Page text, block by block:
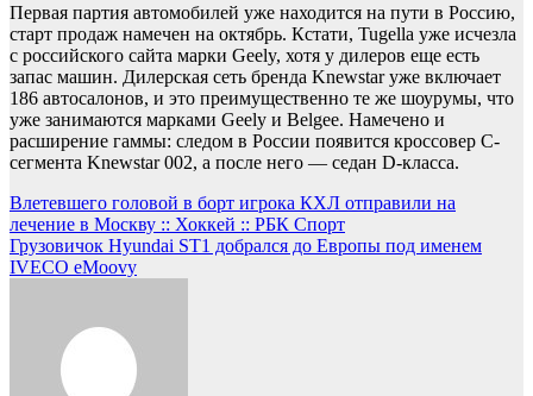
Первая партия автомобилей уже находится на пути в Россию,
старт продаж намечен на октябрь. Кстати, Tugella уже исчезла
с российского сайта марки Geely, хотя у дилеров еще есть
запас машин. Дилерская сеть бренда Knewstar уже включает
186 автосалонов, и это преимущественно те же шоурумы, что
уже занимаются марками Geely и Belgee. Намечено и
расширение гаммы: следом в России появится кроссовер C-
сегмента Knewstar 002, а после него — седан D-класса.
Навигация
по
записям
Влетевшего головой в борт игрока КХЛ отправили на
лечение в Москву :: Хоккей :: РБК Спорт
Грузовичок Hyundai ST1 добрался до Европы под именем
IVECO eMoovy